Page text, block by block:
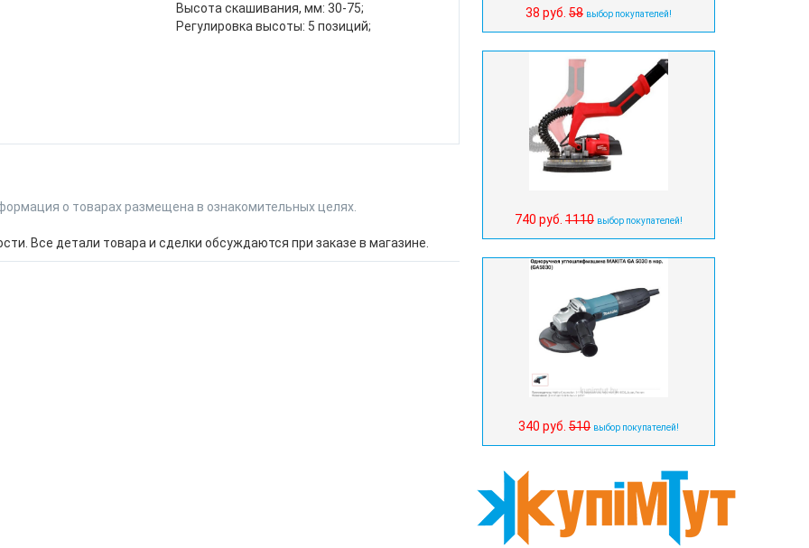
Высота скашивания, мм: 30-75;
Регулировка высоты: 5 позиций;
о товарах размещена в ознакомительных целях.
Все детали товара и сделки обсуждаются при заказе в магазине.
38 руб. 58 выбор покупателей!
740 руб. 1110 выбор покупателей!
340 руб. 510 выбор покупателей!